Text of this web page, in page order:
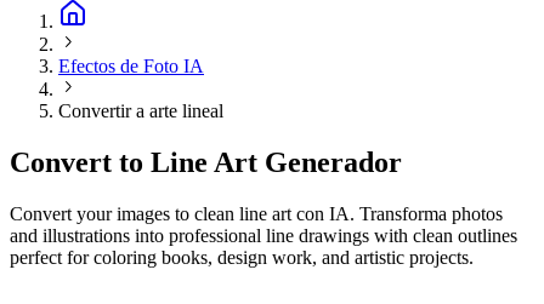
Efectos de Foto IA
Convertir a arte lineal
Convert to Line Art Generador
Convert your images to clean line art con IA. Transforma photos
and illustrations into professional line drawings with clean outlines
perfect for coloring books, design work, and artistic projects.